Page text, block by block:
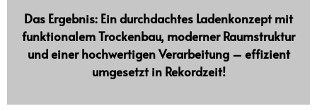
Das Ergebnis: Ein durchdachtes Ladenkonzept mit
funktionalem Trockenbau, moderner Raumstruktur
und einer hochwertigen Verarbeitung – effizient
umgesetzt in Rekordzeit!